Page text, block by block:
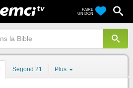
FAIRE
UN DON
Segond 21 Plus